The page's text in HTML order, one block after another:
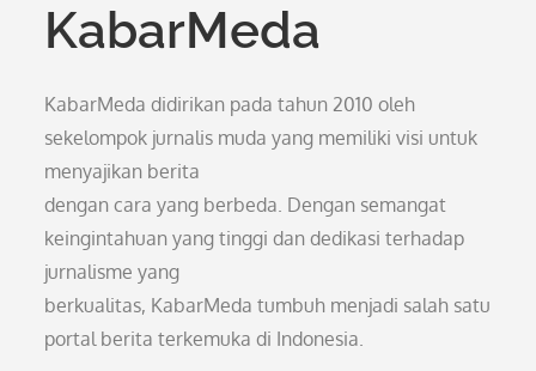
KabarMeda
KabarMeda didirikan pada tahun 2010 oleh
sekelompok jurnalis muda yang memiliki visi untuk
menyajikan berita
dengan cara yang berbeda. Dengan semangat
keingintahuan yang tinggi dan dedikasi terhadap
jurnalisme yang
berkualitas, KabarMeda tumbuh menjadi salah satu
portal berita terkemuka di Indonesia.